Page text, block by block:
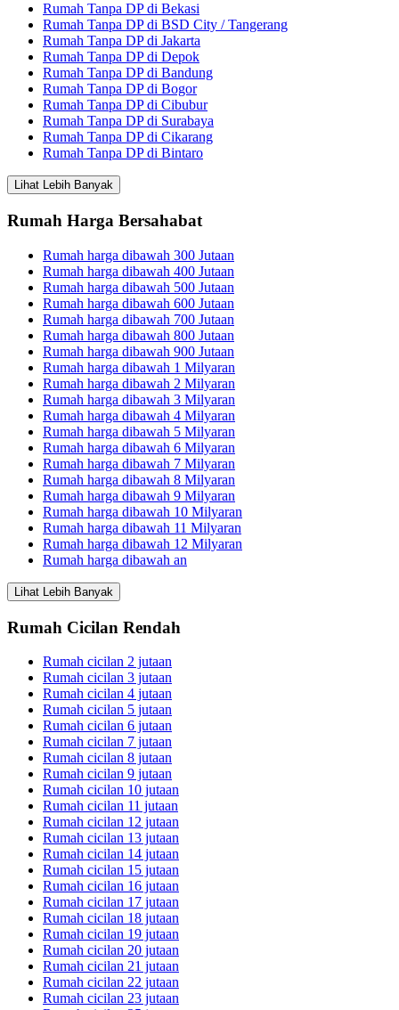
Rumah Tanpa DP di Bekasi
Rumah Tanpa DP di BSD City / Tangerang
Rumah Tanpa DP di Jakarta
Rumah Tanpa DP di Depok
Rumah Tanpa DP di Bandung
Rumah Tanpa DP di Bogor
Rumah Tanpa DP di Cibubur
Rumah Tanpa DP di Surabaya
Rumah Tanpa DP di Cikarang
Rumah Tanpa DP di Bintaro
Lihat Lebih Banyak
Rumah Harga Bersahabat
Rumah harga dibawah 300 Jutaan
Rumah harga dibawah 400 Jutaan
Rumah harga dibawah 500 Jutaan
Rumah harga dibawah 600 Jutaan
Rumah harga dibawah 700 Jutaan
Rumah harga dibawah 800 Jutaan
Rumah harga dibawah 900 Jutaan
Rumah harga dibawah 1 Milyaran
Rumah harga dibawah 2 Milyaran
Rumah harga dibawah 3 Milyaran
Rumah harga dibawah 4 Milyaran
Rumah harga dibawah 5 Milyaran
Rumah harga dibawah 6 Milyaran
Rumah harga dibawah 7 Milyaran
Rumah harga dibawah 8 Milyaran
Rumah harga dibawah 9 Milyaran
Rumah harga dibawah 10 Milyaran
Rumah harga dibawah 11 Milyaran
Rumah harga dibawah 12 Milyaran
Rumah harga dibawah an
Lihat Lebih Banyak
Rumah Cicilan Rendah
Rumah cicilan 2 jutaan
Rumah cicilan 3 jutaan
Rumah cicilan 4 jutaan
Rumah cicilan 5 jutaan
Rumah cicilan 6 jutaan
Rumah cicilan 7 jutaan
Rumah cicilan 8 jutaan
Rumah cicilan 9 jutaan
Rumah cicilan 10 jutaan
Rumah cicilan 11 jutaan
Rumah cicilan 12 jutaan
Rumah cicilan 13 jutaan
Rumah cicilan 14 jutaan
Rumah cicilan 15 jutaan
Rumah cicilan 16 jutaan
Rumah cicilan 17 jutaan
Rumah cicilan 18 jutaan
Rumah cicilan 19 jutaan
Rumah cicilan 20 jutaan
Rumah cicilan 21 jutaan
Rumah cicilan 22 jutaan
Rumah cicilan 23 jutaan